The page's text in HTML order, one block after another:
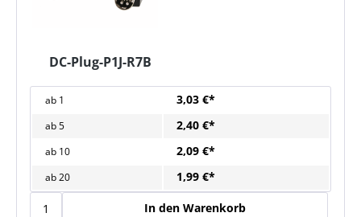
DC-Plug-P1J-R7B
ab 1 3,03 €*
ab5 2,40 €*
ab 10 2,09 €*
ab20 1,99 €*
In den Warenkorb